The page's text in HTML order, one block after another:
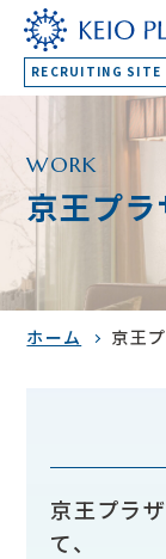
RECRUITING SITE
WORK
京王プ
ホーム 京王
京王プラ
て、